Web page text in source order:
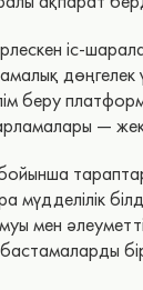
іс-
дөңгелек
беру
—
тараптар
мүдделілік
мен